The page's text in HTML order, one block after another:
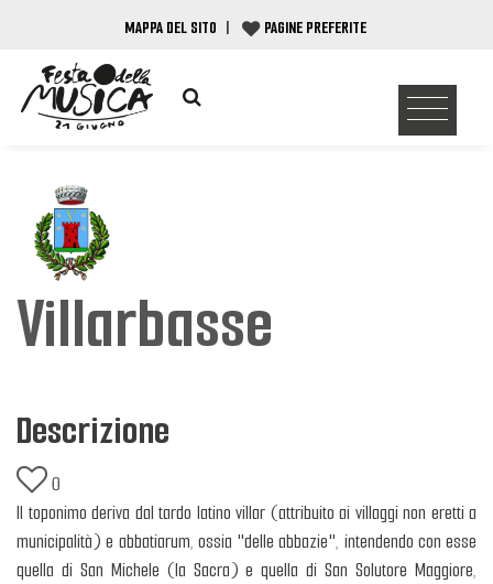
MAPPA DEL SITO | PAGINE PREFERITE
Villarbasse
Descrizione
0
Il toponimo deriva dal tardo latino villar (attribuito ai villaggi non eretti a
municipalità) e abbatiarum, ossia "delle abbazie", intendendo con esse
quella di San Michele (la Sacra) e quella di San Solutore Maggiore,